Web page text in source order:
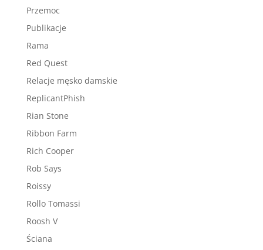
Przemoc
Publikacje
Rama
Red Quest
Relacje męsko damskie
ReplicantPhish
Rian Stone
Ribbon Farm
Rich Cooper
Rob Says
Roissy
Rollo Tomassi
Roosh V
Ściana